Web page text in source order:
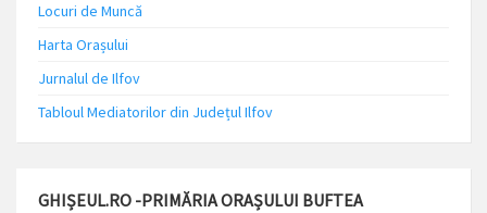
Locuri de Muncă
Harta Orașului
Jurnalul de Ilfov
Tabloul Mediatorilor din Județul Ilfov
GHIȘEUL.RO -PRIMĂRIA ORAȘULUI BUFTEA